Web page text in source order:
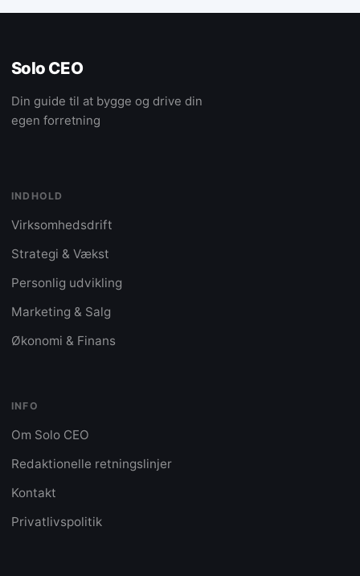
Solo CEO
Din guide til at bygge og drive din
egen forretning
INDHOLD
Virksomhedsdrift
Strategi & Vækst
Personlig udvikling
Marketing & Salg
Økonomi & Finans
INFO
Om Solo CEO
Redaktionelle retningslinjer
Kontakt
Privatlivspolitik